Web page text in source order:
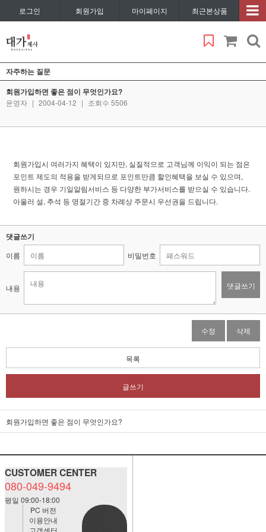
로그인 회원가입 마이페이지 최근본상품
자주하는 질문
회원가입하면 좋은 점이 무엇인가요?
운영자 | 2004-04-12 | 조회수 5506
회원가입시 여러가지 혜택이 있지만, 실질적으로 고객님께 이익이 되는 점은
포인트 제도의 적용을 받게되므로 포인트만큼 할인혜택을 보실 수 있으며,
원하시는 경우 기일알림서비스 등 다양한 부가서비스를 받으실 수 있습니다.
아울러 설, 추석 등 명절기간 중 차례상 주문시 우선권을 드립니다.
댓글쓰기
이름 비밀번호
내용 댓글쓰기
수정 삭제
목록
글쓰기
회원가입하면 좋은 점이 무엇인가요?
CUSTOMER CENTER
080-049-9494
평일 09:00-18:00
PC 버전
이용안내
고객센터